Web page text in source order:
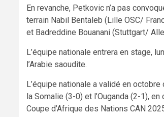
En revanche, Petkovic n’a pas
terrain Nabil Bentaleb (Lille OSC/
et Badreddine Bouanani (Stuttgart/
L’équipe nationale entrera en stage,
l’Arabie saoudite.
L’équipe nationale a validé en
la Somalie (3-0) et l’Ouganda (2-1),
Coupe d’Afrique des Nations CAN